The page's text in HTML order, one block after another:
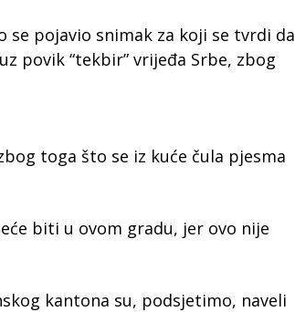
se pojavio snimak za koji se tvrdi da
povik “tekbir” vrijeđa Srbe, zbog
toga što se iz kuće čula pjesma
biti u ovom gradu, jer ovo nije
kantona su, podsjetimo, naveli